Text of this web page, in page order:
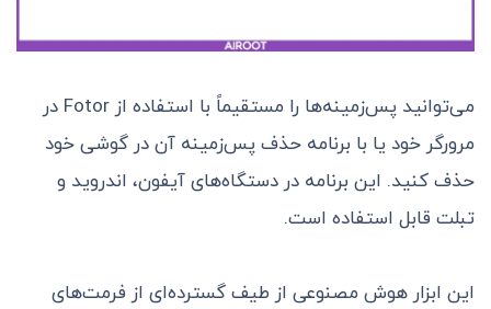
می‌توانید پس‌زمینه‌ها را مستقیماً با استفاده از Fotor در
مرورگر خود یا با برنامه حذف پس‌زمینه آن در گوشی خود
حذف کنید. این برنامه در دستگاه‌های آیفون، اندروید و
تبلت قابل استفاده است.
این ابزار هوش مصنوعی از طیف گسترده‌ای از فرمت‌های